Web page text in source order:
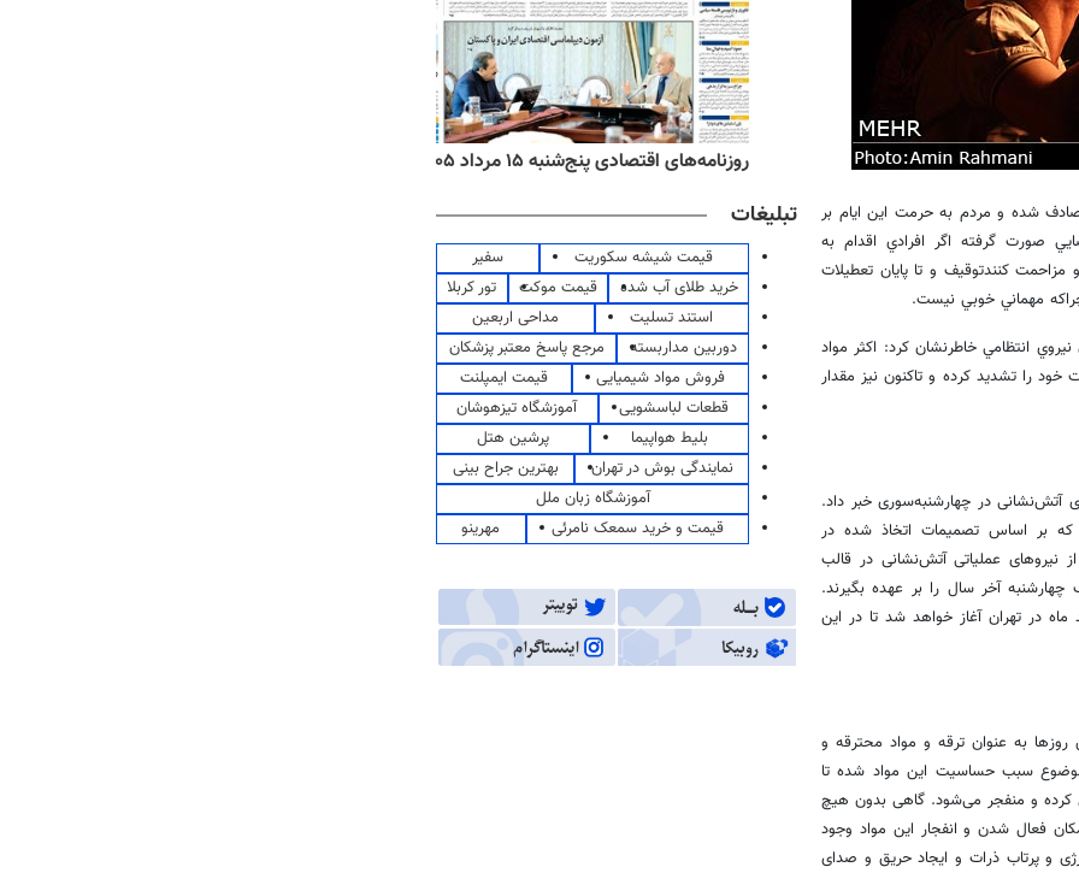
شده و مردم به حرمت اين ايام بر
صورت گرفته اگر افرادي اقدام به
کنندتوقيف و تا پايان تعطيلات
مهماني خوبي نيست.
نيروي انتظامي خاطرنشان کرد: اکثر مواد
خود را تشديد کرده و تاکنون نيز مقدار
تهران نیز از آماده‌باش بیش از 5000 تن نیروهای آتش‌نشانی در چهارشنبه‌سوری خبر داد.
که بر اساس تصمیمات اتخاذ شده در
با معاونان و مدیران آتش‌نشانی برگزار شد، بیش از 5000 تن از نیروهای عملیاتی آتش‌نشانی در قالب
آخر سال را بر عهده بگیرند.
17 روز بیست و هفتم اسفند ماه در تهران آغاز خواهد شد تا در این
به عنوان ترقه و مواد محترقه و
موضوع سبب حساسیت این مواد شده تا
کرده و منفجر می‌شود. گاهی بدون هیچ
فعال شدن و انفجار این مواد وجود
و پرتاب ذرات و ایجاد حریق و صدای
ورزشی پنج‌شنبه ۱۵ مرداد ۱۴۰۵ روزنامه‌های اقتصادی پنج‌شنبه ۱۵ مرداد ۱۴۰۵
تبلیغات
قیمت شیشه سکوریت
سفیر
خرید طلای آب شده
قیمت موکت
تور کربلا
استند تسلیت
مداحی اربعین
دوربین مداربسته
مرجع پاسخ معتبر پزشکان
فروش مواد شیمیایی
قیمت ایمپلنت
قطعات لباسشویی
آموزشگاه تیزهوشان
بلیط هواپیما
پرشین هتل
نمایندگی بوش در تهران
بهترین جراح بینی
آموزشگاه زبان ملل
قیمت و خرید سمعک نامرئی
مهرینو